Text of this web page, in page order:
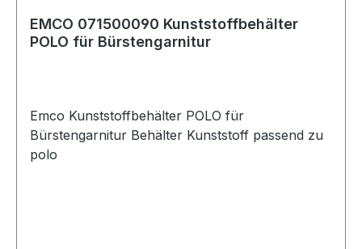
EMCO 071500090 Kunststoffbehälter
POLO für Bürstengarnitur
Emco Kunststoffbehälter POLO für
Bürstengarnitur Behälter Kunststoff passend zu
polo